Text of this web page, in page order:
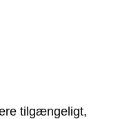
tilgængeligt,